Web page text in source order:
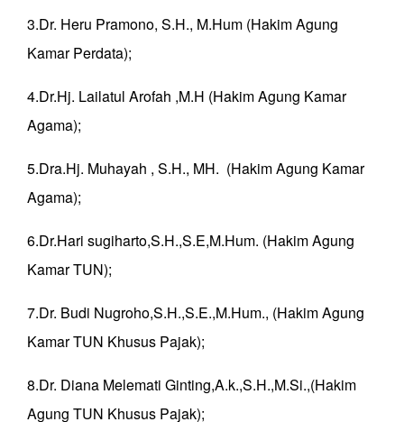
3.Dr. Heru Pramono, S.H., M.Hum (Hakim Agung
Kamar Perdata);
4.Dr.Hj. Lailatul Arofah ,M.H (Hakim Agung Kamar
Agama);
5.Dra.Hj. Muhayah , S.H., MH. (Hakim Agung Kamar
Agama);
6.Dr.Hari sugiharto,S.H.,S.E,M.Hum. (Hakim Agung
Kamar TUN);
7.Dr. Budi Nugroho,S.H.,S.E.,M.Hum., (Hakim Agung
Kamar TUN Khusus Pajak);
8.Dr. Diana Melemati Ginting,A.k.,S.H.,M.Si.,(Hakim
Agung TUN Khusus Pajak);